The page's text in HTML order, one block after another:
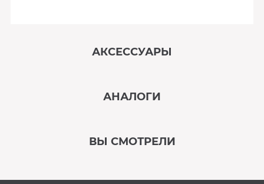
АКСЕССУАРЫ
АНАЛОГИ
ВЫ СМОТРЕЛИ